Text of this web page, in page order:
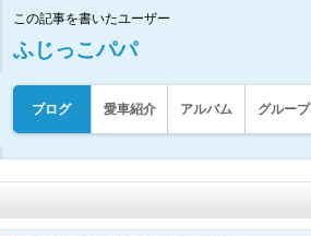
この記事を書いたユーザー
ふじっこパパ
ブログ 愛車紹介 アルバム グループ